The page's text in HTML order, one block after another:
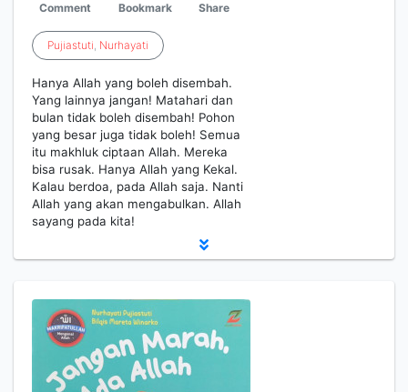
Comment Bookmark Share
Pujiastuti, Nurhayati
Hanya Allah yang boleh disembah.
Yang lainnya jangan! Matahari dan
bulan tidak boleh disembah! Pohon
yang besar juga tidak boleh! Semua
itu makhluk ciptaan Allah. Mereka
bisa rusak. Hanya Allah yang Kekal.
Kalau berdoa, pada Allah saja. Nanti
Allah yang akan mengabulkan. Allah
sayang pada kita!